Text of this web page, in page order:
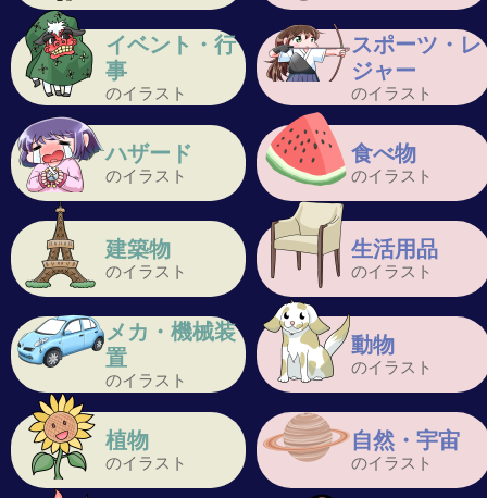
イベント・行
事
のイラスト
スポーツ・レ
ジャー
のイラスト
ハザード
のイラスト
食べ物
のイラスト
建築物
のイラスト
生活用品
のイラスト
メカ・機械装
置
のイラスト
動物
のイラスト
植物
のイラスト
自然・宇宙
のイラスト